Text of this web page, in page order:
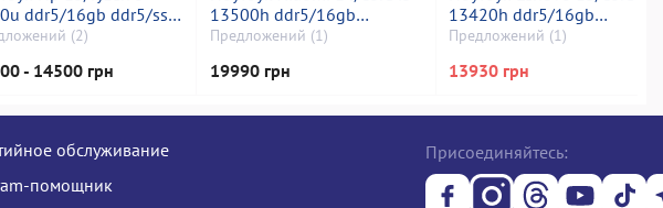
ddr5/16gb ddr5/ssd
*інтегрована
(2)
- 14500 грн
13500h ddr5/16gb
ddr5/hdd *відсутній/ssd
Предложений (1)
19990 грн
13420h ddr5/16gb
ddr4/hdd *відсутній/ssd
Предложений (1)
13930 грн
обслуживание
помощник
Присоединяйтесь: